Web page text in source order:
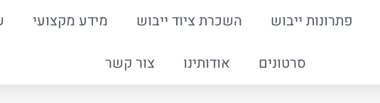
פתרונות ייבוש השכרת ציוד ייבוש מידע מקצועי
סרטונים אודותינו צור קשר